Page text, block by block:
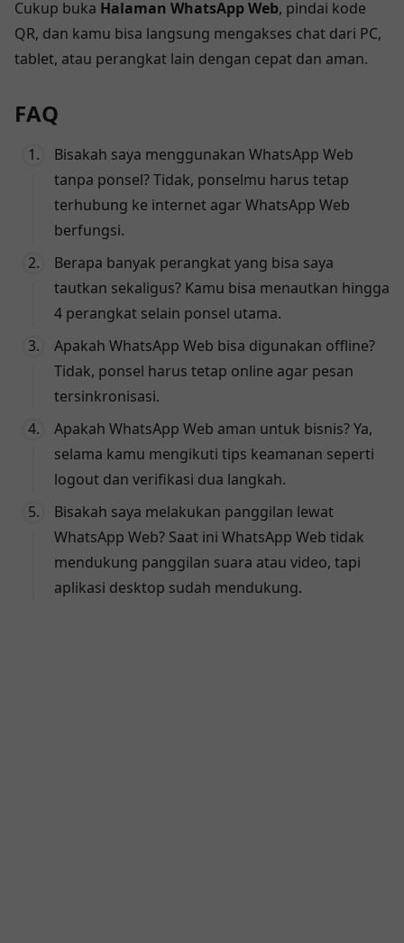
Cukup buka Halaman WhatsApp Web, pindai kode
QR, dan kamu bisa langsung mengakses chat dari PC,
tablet, atau perangkat lain dengan cepat dan aman.
FAQ
Bisakah saya menggunakan WhatsApp Web
tanpa ponsel? Tidak, ponselmu harus tetap
terhubung ke internet agar WhatsApp Web
berfungsi.
Berapa banyak perangkat yang bisa saya
tautkan sekaligus? Kamu bisa menautkan hingga
4 perangkat selain ponsel utama.
Apakah WhatsApp Web bisa digunakan offline?
Tidak, ponsel harus tetap online agar pesan
tersinkronisasi.
Apakah WhatsApp Web aman untuk bisnis? Ya,
selama kamu mengikuti tips keamanan seperti
logout dan verifikasi dua langkah.
Bisakah saya melakukan panggilan lewat
WhatsApp Web? Saat ini WhatsApp Web tidak
mendukung panggilan suara atau video, tapi
aplikasi desktop sudah mendukung.